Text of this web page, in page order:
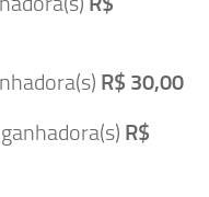
R$ 30,00
R$